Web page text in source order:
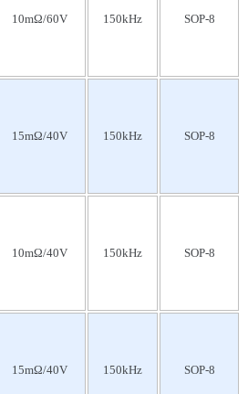
10mΩ/60V 150kHz SOP-8
15mΩ/40V 150kHz SOP-8
10mΩ/40V 150kHz SOP-8
15mΩ/40V 150kHz SOP-8